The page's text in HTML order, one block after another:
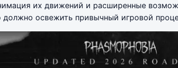
их движений и расширенные
должно освежить привычный игровой